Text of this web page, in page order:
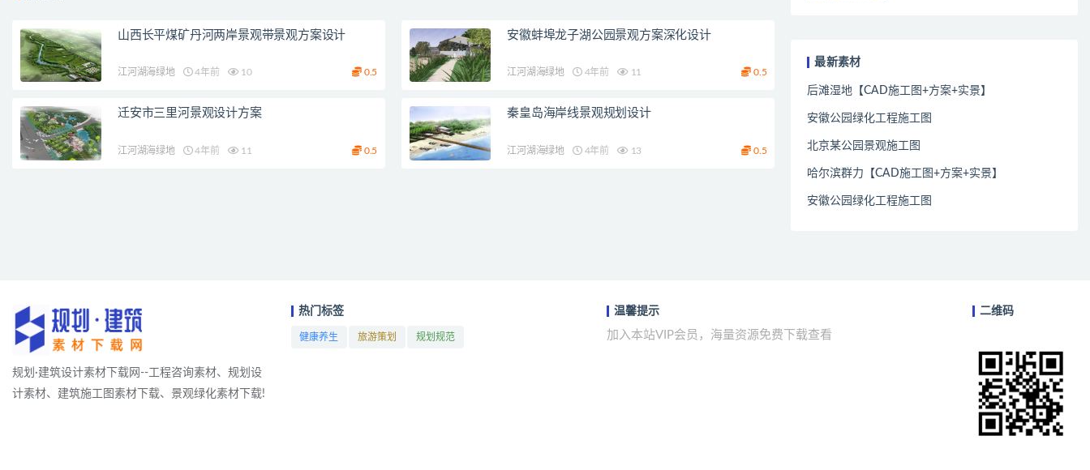
山西长平煤矿丹河两岸景观带景观方案设计
江河湖海绿地 4年前 10 0.5
安徽蚌埠龙子湖公园景观方案深化设计
江河湖海绿地 4年前 11 0.5
迁安市三里河景观设计方案
江河湖海绿地 4年前 11 0.5
秦皇岛海岸线景观规划设计
江河湖海绿地 4年前 13 0.5
最新素材
后滩湿地【CAD施工图+方案+实景】
安徽公园绿化工程施工图
北京某公园景观施工图
哈尔滨群力【CAD施工图+方案+实景】
安徽公园绿化工程施工图
规划·建筑设计素材下载网--工程咨询素材、规划设
计素材、建筑施工图素材下载、景观绿化素材下载!
热门标签
健康养生 旅游策划 规划规范
温馨提示
加入本站VIP会员，海量资源免费下载查看
二维码